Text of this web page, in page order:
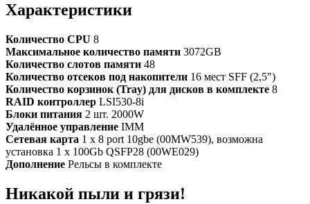
Характеристики
Количество CPU 8
Максимальное количество памяти 3072GB
Количество слотов памяти 48
Количество отсеков под накопители 16 мест SFF (2,5")
Количество корзинок (Tray) для дисков в комплекте 8
RAID контроллер LSI530-8i
Блоки питания 2 шт. 2000W
Удалённое управление IMM
Сетевая карта 1 x 8 port 10gbe (00MW539), возможна
установка 1 x 100Gb QSFP28 (00WE029)
Дополнение Рельсы в комплекте
Никакой пыли и грязи!